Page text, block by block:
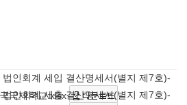
법인회계 세입 결산명세서(별지 제7호)-
국제학교.xlsx
법인회계 세출 결산명세서(별지 제7호)-